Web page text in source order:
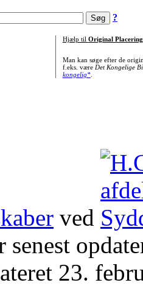
?
Hjælp til Original Placering
Man kan søge efter de
f.eks. være Det Kongelige
kongelig*.
ved
senest
23.